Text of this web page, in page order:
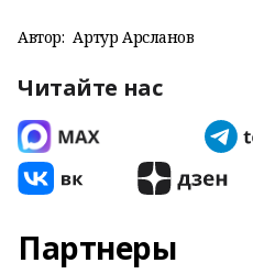
Автор: Артур Арсланов
Читайте нас
Партнеры